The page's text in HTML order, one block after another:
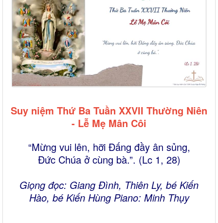
Suy niệm Thứ Ba Tuần XXVII Thường Niên
- Lễ Mẹ Mân Côi
“Mừng vui lên, hỡi Đấng đầy ân sủng,
Đức Chúa ở cùng bà.”. (Lc 1, 28)
Giọng đọc: Giang Đình, Thiên Ly, bé Kiến
Hào, bé Kiến Hùng Piano: Minh Thụy